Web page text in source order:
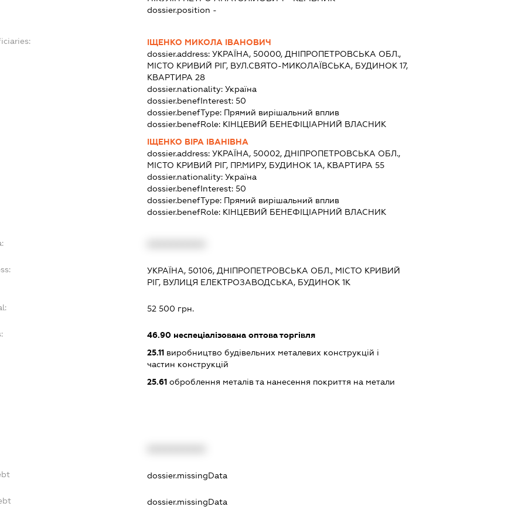
dossier.position -
ІЩЕНКО МИКОЛА ІВАНОВИЧ
dossier.address: УКРАЇНА, 50000, ДНІПРОПЕТРОВСЬКА ОБЛ.,
МІСТО КРИВИЙ РІГ, ВУЛ.СВЯТО-МИКОЛАЇВСЬКА, БУДИНОК 17,
КВАРТИРА 28
dossier.nationality: Україна
dossier.benefInterest: 50
dossier.benefType: Прямий вирішальний вплив
dossier.benefRole: КІНЦЕВИЙ БЕНЕФІЦІАРНИЙ ВЛАСНИК
ІЩЕНКО ВІРА ІВАНІВНА
dossier.address: УКРАЇНА, 50002, ДНІПРОПЕТРОВСЬКА ОБЛ.,
МІСТО КРИВИЙ РІГ, ПР.МИРУ, БУДИНОК 1А, КВАРТИРА 55
dossier.nationality: Україна
dossier.benefInterest: 50
dossier.benefType: Прямий вирішальний вплив
dossier.benefRole: КІНЦЕВИЙ БЕНЕФІЦІАРНИЙ ВЛАСНИК
УКРАЇНА, 50106, ДНІПРОПЕТРОВСЬКА ОБЛ., МІСТО КРИВИЙ
РІГ, ВУЛИЦЯ ЕЛЕКТРОЗАВОДСЬКА, БУДИНОК 1К
52 500 грн.
46.90неспеціалізована оптова торгівля
25.11виробництво будівельних металевих конструкцій і
частин конструкцій
25.61оброблення металів та нанесення покриття на метали
dossier.missingData
dossier.missingData